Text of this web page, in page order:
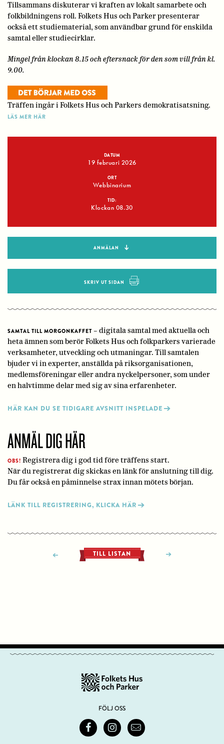
Tillsammans diskuterar vi kraften av lokalt samarbete och
folkbildningens roll. Folkets Hus och Parker presenterar
också ett studiematerial, som användbar grund för enskilda
samtal eller studiecirklar.
Mingel från klockan 8.15 och eftersnack för den som vill från kl.
9.00.
Träffen ingår i Folkets Hus och Parkers demokratisatsning.
LÄS MER HÄR
DATUM
19 februari 2026
ORT
Webbinarium
TID:
Klockan 08.30
ANMÄLAN
SKRIV UT SIDAN
SAMTAL TILL MORGONKAFFET – digitala samtal med aktuella och
heta ämnen som berör Folkets Hus och folkparkers varierade
verksamheter, utveckling och utmaningar. Till samtalen
bjuder vi in experter, anställda på riksorganisationen,
medlemsföreningar eller andra nyckelpersoner, som under
en halvtimme delar med sig av sina erfarenheter.
HÄR KAN DU SE TIDIGARE AVSNITT INSPELADE
ANMÄL DIG HÄR
OBS! Registrera dig i god tid före träffens start.
När du registrerat dig skickas en länk för anslutning till dig.
Du får också en påminnelse strax innan mötets början.
LÄNK TILL REGISTRERING, KLICKA HÄR
TILL LISTAN
FÖLJ OSS